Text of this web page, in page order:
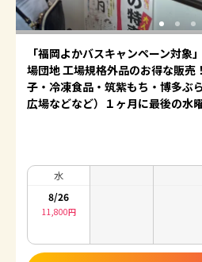
「福岡よかバスキャンペーン対象
場団地 工場規格外品のお得な販売
子・冷凍食品・筑紫もち・博多ぶ
広場などなど）１ヶ月に最後の水
水
8/26
11,800円